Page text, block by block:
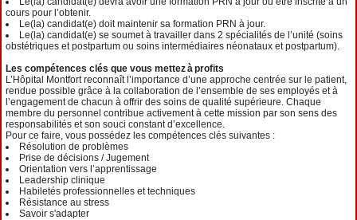
cours pour l’obtenir.
Le(la) candidat(e) doit maintenir sa formation PRN à jour.
Le(la) candidat(e) se soumet à travailler dans 2 spécialités de l’unité (soins
obstétriques et postpartum ou soins intermédiaires néonataux et postpartum).
Les compétences clés que vous mettez à profits
L’Hôpital Montfort reconnaît l’importance d’une approche centrée sur le patient,
rendue possible grâce à la collaboration de l’ensemble de ses employés et à
l’engagement de chacun à offrir des soins de qualité supérieure. Chaque
membre du personnel contribue activement à cette mission par son sens des
responsabilités et son souci constant d’excellence.
Pour ce faire, vous possédez les compétences clés suivantes :
Résolution de problèmes
Prise de décisions / Jugement
Orientation vers l’apprentissage
Leadership clinique
Habiletés professionnelles et techniques
Résistance au stress
Savoir s'adapter